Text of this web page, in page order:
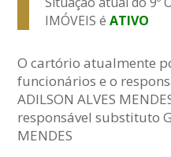
IMÓVEIS éATIVO
O cartório atualmente
funcionários e o
ADILSON ALVES
responsável substituto
MENDES